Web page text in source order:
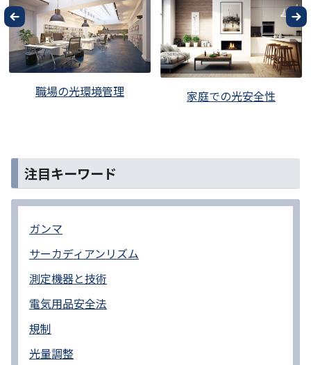
職場の光環境管理 家庭での光安全性
注目キーワード
ガンマ
サーカディアンリズム
測定機器と技術
電気用品安全法
規制
光量調整